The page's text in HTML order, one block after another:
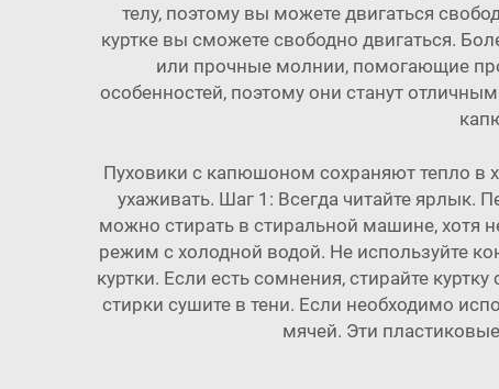
телу, поэтому вы можете двигаться
куртке вы сможете свободно двигаться.
или прочные молнии, помогающие
особенностей, поэтому они станут
Пуховики с капюшоном сохраняют тепло в
ухаживать. Шаг 1: Всегда читайте ярлык.
можно стирать в стиральной машине, хотя
режим с холодной водой. Не используйте
куртки. Если есть сомнения, стирайте
стирки сушите в тени. Если необходимо
мячей. Эти